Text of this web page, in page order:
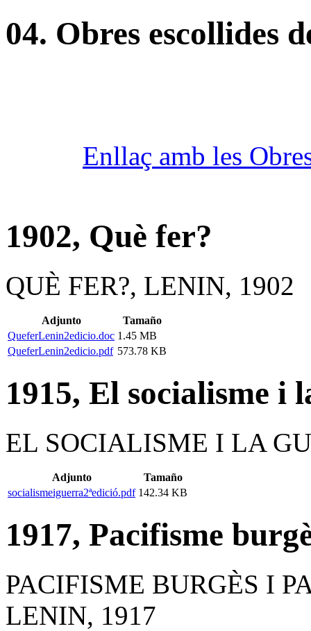
04. Obres escollides
Enllaç amb les
1902, Què fer?
QUÈ FER?, LENIN, 1902
Adjunto
Tamaño
QueferLenin2edicio.doc 1.45 MB
QueferLenin2edicio.pdf 573.78 KB
1915, El socialisme i
EL SOCIALISME I LA
Adjunto
Tamaño
socialismeiguerra2ªedició.pdf 142.34 KB
1917, Pacifisme
PACIFISME BURGÈS I
LENIN, 1917